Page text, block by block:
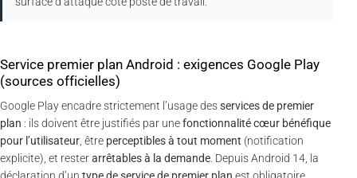
Service premier plan Android : exigences Google Play
(sources officielles)
Google Play encadre strictement l’usage desservices de premier
plan : ils doivent être justifiés par unefonctionnalité cœur bénéfique
pour l’utilisateur , être perceptibles à tout moment (notification
explicite), et resterarrêtables à la demande . Depuis Android 14, la